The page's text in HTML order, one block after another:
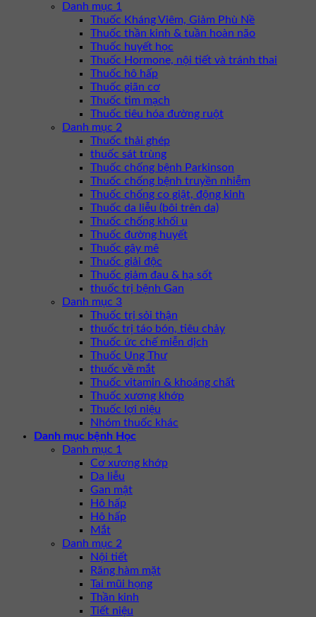
Danh mục 1
Thuốc Kháng Viêm, Giảm Phù Nề
Thuốc thần kinh & tuần hoàn não
Thuốc huyết học
Thuốc Hormone, nội tiết và tránh thai
Thuốc hô hấp
Thuốc giãn cơ
Thuốc tim mạch
Thuốc tiêu hóa đường ruột
Danh mục 2
Thuốc thải ghép
thuốc sát trùng
Thuốc chống bệnh Parkinson
Thuốc chống bệnh truyền nhiễm
Thuốc chống co giật, động kinh
Thuốc da liễu (bôi trên da)
Thuốc chống khối u
Thuốc đường huyết
Thuốc gây mê
Thuốc giải độc
Thuốc giảm đau & hạ sốt
thuốc trị bệnh Gan
Danh mục 3
Thuốc trị sỏi thận
thuốc trị táo bón, tiêu chảy
Thuốc ức chế miễn dịch
Thuốc Ung Thư
thuốc về mắt
Thuốc vitamin & khoáng chất
Thuốc xương khớp
Thuốc lợi niệu
Nhóm thuốc khác
Danh mục bệnh Học
Danh mục 1
Cơ xương khớp
Da liễu
Gan mật
Hô hấp
Hô hấp
Mắt
Danh mục 2
Nội tiết
Răng hàm mặt
Tai mũi họng
Thần kinh
Tiết niệu